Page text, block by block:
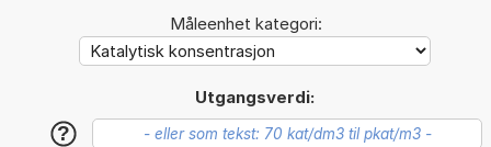
Måleenhet kategori:
Utgangsverdi:
?